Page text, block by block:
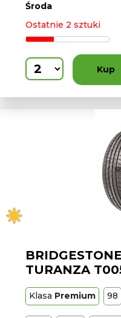
Środa
Ostatnie 2 sztuki
Kup
TURANZA
Klasa Premium 98